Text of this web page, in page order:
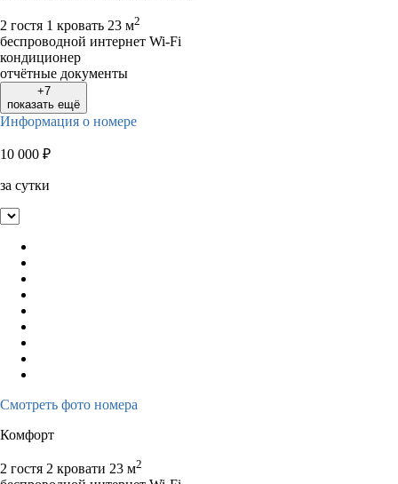
2 гостя 1 кровать 23 м2
беспроводной интернет Wi-Fi
кондиционер
отчётные документы
+7
показать ещё
Информация о номере
10 000 ₽
за сутки
Смотреть фото номера
Комфорт
2 гостя 2 кровати 23 м2